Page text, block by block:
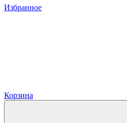
Избранное
Корзина